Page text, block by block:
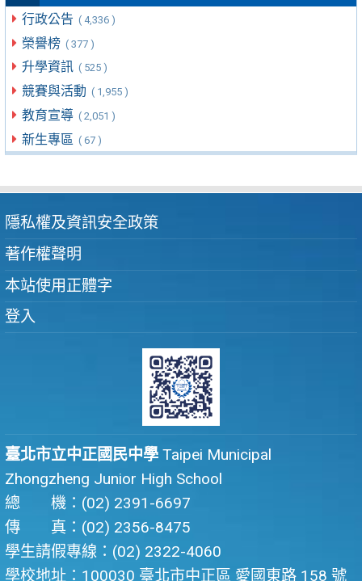
行政公告 ( 4,336 )
榮譽榜 ( 377 )
升學資訊 ( 525 )
競賽與活動 ( 1,955 )
教育宣導 ( 2,051 )
新生專區 ( 67 )
隱私權及資訊安全政策
著作權聲明
本站使用正體字
登入
臺北市立中正國民中學 Taipei Municipal
Zhongzheng Junior High School
總 機：(02) 2391-6697
傳 真：(02) 2356-8475
學生請假專線：(02) 2322-4060
學校地址：100030 臺北市中正區 愛國東路 158 號